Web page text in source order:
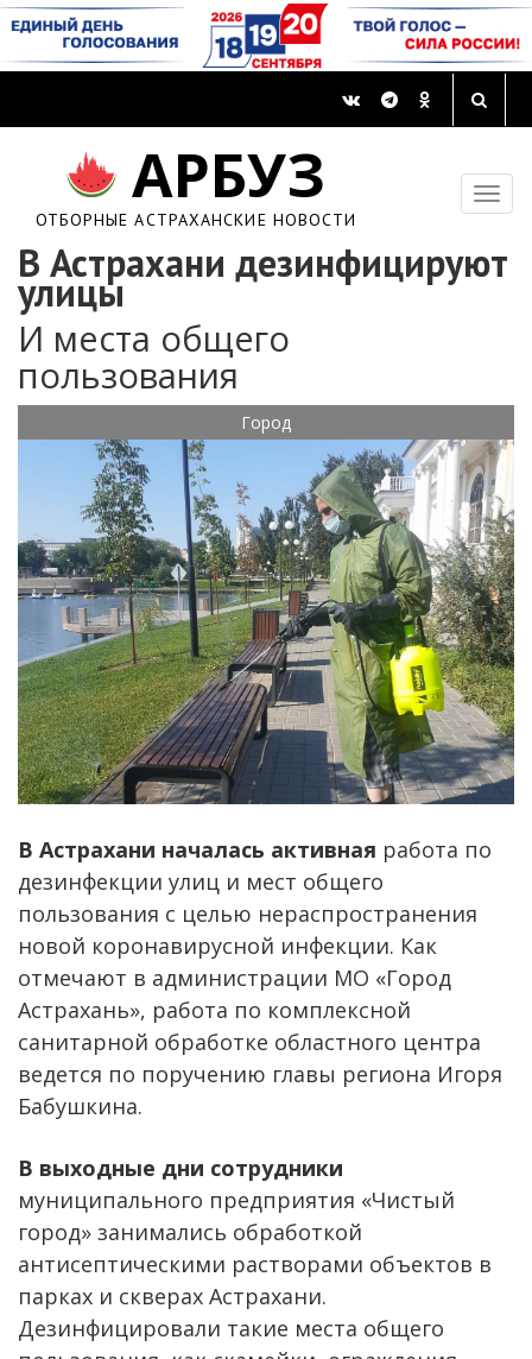
АРБУЗ
ОТБОРНЫЕ АСТРАХАНСКИЕ НОВОСТИ
В Астрахани дезинфицируют
улицы
И места общего
пользования
Город
В Астрахани началась активная работа по
дезинфекции улиц и мест общего
пользования с целью нераспространения
новой коронавирусной инфекции. Как
отмечают в администрации МО «Город
Астрахань», работа по комплексной
санитарной обработке областного центра
ведется по поручению главы региона Игоря
Бабушкина.
В выходные дни сотрудники
муниципального предприятия «Чистый
город» занимались обработкой
антисептическими растворами объектов в
парках и скверах Астрахани.
Дезинфицировали такие места общего